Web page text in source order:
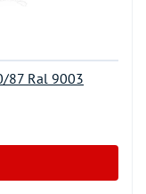
87 Ral 9003